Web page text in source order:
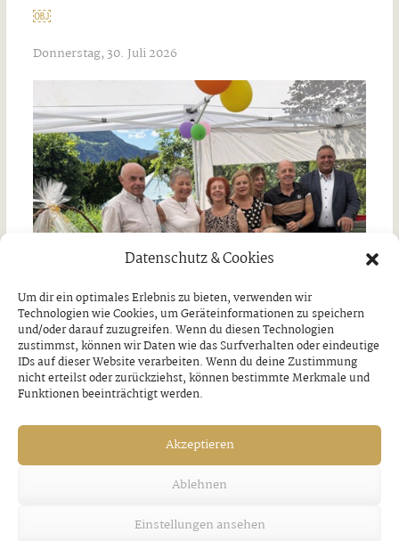
Datenschutz & Cookies
Um dir ein optimales Erlebnis zu bieten, verwenden wir
Technologien wie Cookies, um Geräteinformationen zu speichern
und/oder darauf zuzugreifen. Wenn du diesen Technologien
zustimmst, können wir Daten wie das Surfverhalten oder eindeutige
IDs auf dieser Website verarbeiten. Wenn du deine Zustimmung
nicht erteilst oder zurückziehst, können bestimmte Merkmale und
Funktionen beeinträchtigt werden.
Akzeptieren
Ablehnen
Einstellungen ansehen
￼
Donnerstag, 30. Juli 2026
Jubilare in Bruck am Ziller
Donnerstag, 30. Juli 2026